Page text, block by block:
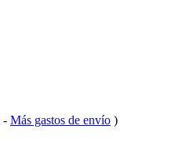
- Más gastos de envío )